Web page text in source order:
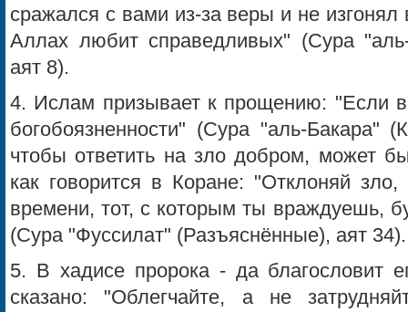
сражался с вами из-за веры и не
Аллах любит справедливых" (Сура
аят 8).
4. Ислам призывает к прощению: "Если
богобоязненности" (Сура "аль-Бакара"
чтобы ответить на зло добром, может
как говорится в Коране: "Отклоняй
времени, тот, с которым ты враждуешь,
(Сура "Фуссилат" (Разъяснённые), аят 34).
5. В хадисе пророка - да благословит
сказано: "Облегчайте, а не